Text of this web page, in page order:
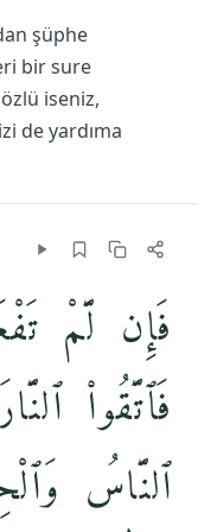
şüphe
bir sure
iseniz,
de yardıma
فَإِن لَّمْ
فَٱتَّقُوا۟
ٱلنَّاسُ